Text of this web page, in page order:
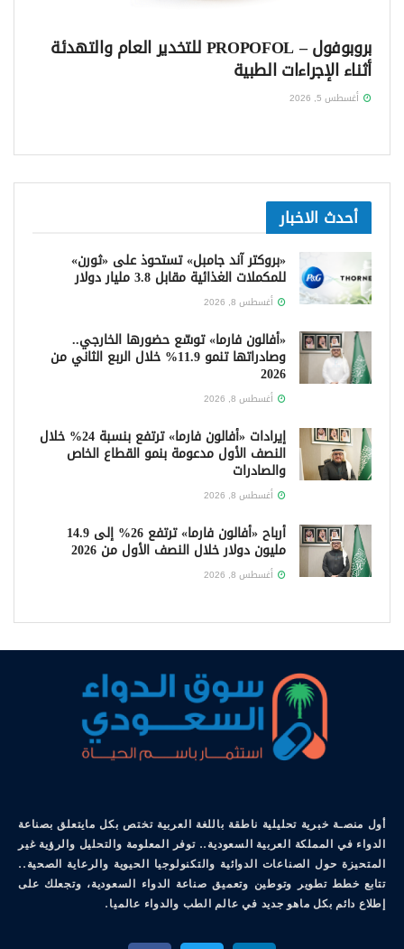
بروبوفول – PROPOFOL للتخدير العام والتهدئة
أثناء الإجراءات الطبية
أغسطس 5, 2026
أحدث الاخبار
«بروكتر آند جامبل» تستحوذ على «ثورن»
للمكملات الغذائية مقابل 3.8 مليار دولار
أغسطس 8, 2026
«أفالون فارما» توسّع حضورها الخارجي..
وصادراتها تنمو 11.9% خلال الربع الثاني من
2026
أغسطس 8, 2026
إيرادات «أفالون فارما» ترتفع بنسبة 24% خلال
النصف الأول مدعومة بنمو القطاع الخاص
والصادرات
أغسطس 8, 2026
أرباح «أفالون فارما» ترتفع 26% إلى 14.9
مليون دولار خلال النصف الأول من 2026
أغسطس 8, 2026
أول منصـة خبرية تحليلية ناطقة باللغة العربية تختص بكل مايتعلق بصناعة
الدواء في المملكة العربية السعودية.. توفر المعلومة والتحليل والرؤية غير
المتحيزة حول الصناعات الدوائية والتكنولوجيا الحيوية والرعاية الصحية..
تتابع خطط تطوير وتوطين وتعميق صناعة الدواء السعودية، وتجعلك على
إطلاع دائم بكل ماهو جديد في عالم الطب والدواء عالميا.